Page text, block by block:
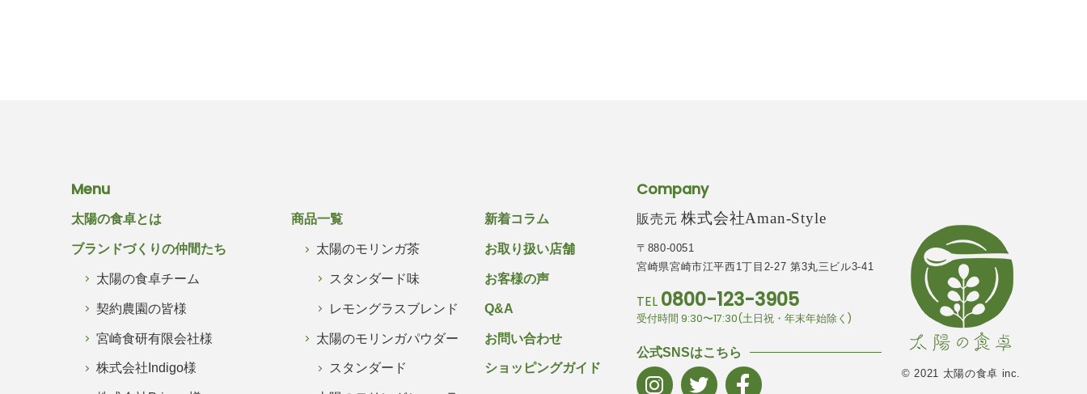
Menu
太陽の食卓とは
ブランドづくりの仲間たち
太陽の食卓チーム
契約農園の皆様
宮崎食研有限会社様
株式会社Indigo様
商品一覧
太陽のモリンガ茶
スタンダード味
レモングラスブレンド
太陽のモリンガパウダー
スタンダード
新着コラム
お取り扱い店舗
お客様の声
Q&A
お問い合わせ
ショッピングガイド
Company
販売元株式会社Aman-Style
〒880-0051
宮崎県宮崎市江平西1丁目2-27 第3丸三ビル3-41
TEL 0800-123-3905
受付時間 9:30〜17:30(土日祝・年末年始除く)
公式SNSはこちら
© 2021 太陽の食卓 inc.